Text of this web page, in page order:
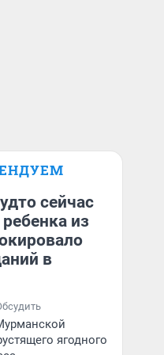
сейчас
из
в
ягодного